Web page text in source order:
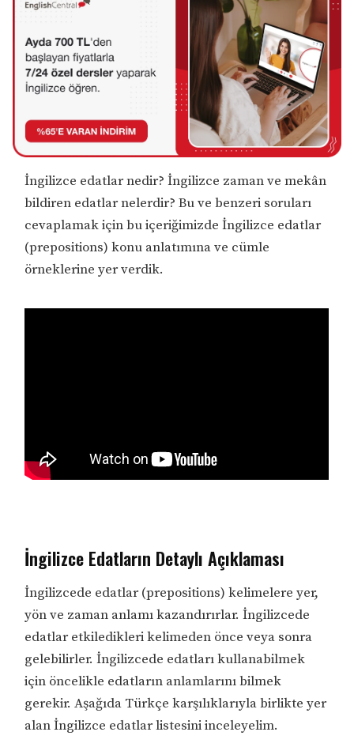
İngilizce edatlar nedir? İngilizce zaman ve mekân
bildiren edatlar nelerdir? Bu ve benzeri soruları
cevaplamak için bu içeriğimizde İngilizce edatlar
(prepositions) konu anlatımına ve cümle
örneklerine yer verdik.
İngilizce Edatların Detaylı Açıklaması
İngilizcede edatlar (prepositions) kelimelere yer,
yön ve zaman anlamı kazandırırlar. İngilizcede
edatlar etkiledikleri kelimeden önce veya sonra
gelebilirler. İngilizcede edatları kullanabilmek
için öncelikle edatların anlamlarını bilmek
gerekir. Aşağıda Türkçe karşılıklarıyla birlikte yer
alan İngilizce edatlar listesini inceleyelim.